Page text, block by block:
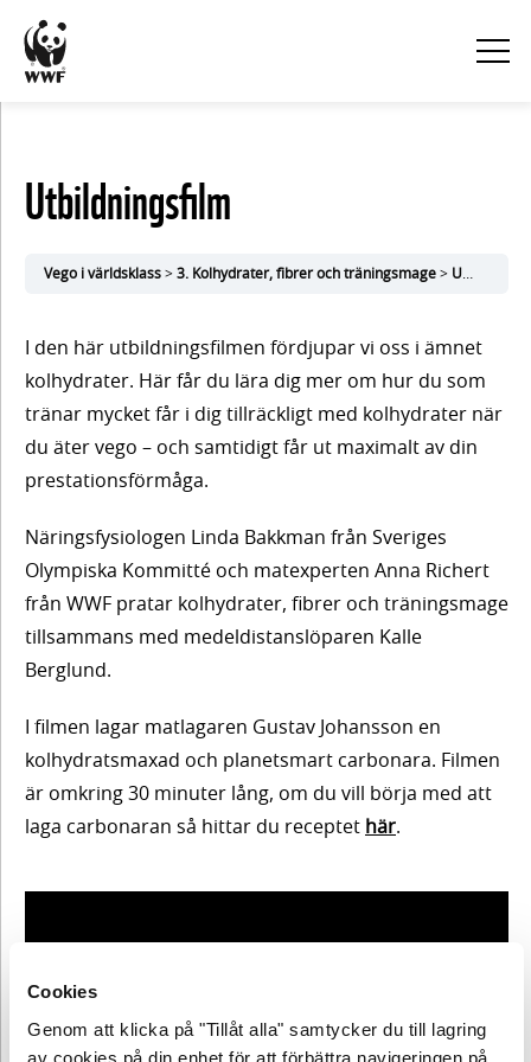
Cookies
Genom att klicka på "Tillåt alla" samtycker du till lagring
av cookies på din enhet för att förbättra navigeringen på
Visa
1.
Vego
och
hälsa
Innehåll
vegomat
Utbildningsfilm
Reflektion
2.
Energi
Innehåll
Myt om
vegomat
Reflektion
3.
Kolhydrater,
fibrer och
träningsmage
Innehåll
4.
Protein
Utbildningsfilm
Vego i världsklass 3. Kolhydrater, fibrer och träningsmage Utbildningsfilm
I den här utbildningsfilmen fördjupar vi oss i ämnet
kolhydrater. Här får du lära dig mer om hur du som
tränar mycket får i dig tillräckligt med kolhydrater när
du äter vego – och samtidigt får ut maximalt av din
prestationsförmåga.
Näringsfysiologen Linda Bakkman från Sveriges
Olympiska Kommitté och matexperten Anna Richert
från WWF pratar kolhydrater, fibrer och träningsmage
tillsammans med medeldistanslöparen Kalle
Berglund.
I filmen lagar matlagaren Gustav Johansson en
kolhydratsmaxad och planetsmart carbonara. Filmen
är omkring 30 minuter lång, om du vill börja med att
laga carbonaran så hittar du receptet här.